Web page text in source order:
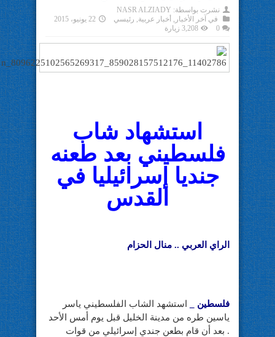
نشرت بواسطة: NASR ALZIADY
في آخر الأخبار , أخبار عربية, رئيسي
22 يونيو، 2015
0
3,208 زيارة
استشهاد شاب
فلسطيني بعد طعنه
جنديا إسرائيليا في
القدس
الراي العربي .. منال الحزام
فلسطين _
استشهد الشاب الفلسطيني ياسر
ياسين طره من مدينة الخليل قبل يوم أمس الأحد
. بعد أن قام بطعن جندي إسرائيلي من قوات